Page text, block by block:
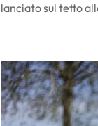
lanciato sul tetto